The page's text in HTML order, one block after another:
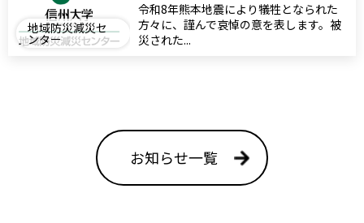
地域防災減災セ
ンター
令和8年熊本地震により犠牲となられた
方々に、謹んで哀悼の意を表します。被
災された...
お知らせ一覧